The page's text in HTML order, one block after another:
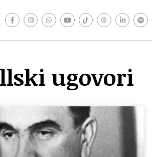
ugovori